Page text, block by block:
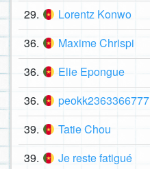
29. Lorentz Konwo
36. Maxime Chrispi
36. Elie Epongue
36. peokk2363366777
39. Tatie Chou
39. Je reste fatigué